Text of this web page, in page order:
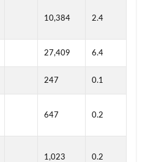
10,384 2.4
27,409 6.4
247 0.1
647 0.2
1,023 0.2